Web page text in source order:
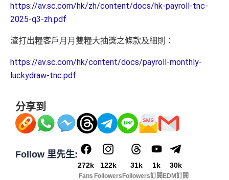
https://av.sc.com/hk/zh/content/docs/hk-payroll-tnc-
2025-q3-zh.pdf
渣打出糧客戶月月雙糧大抽獎之條款及細則：
https://av.sc.com/hk/content/docs/payroll-monthly-
luckydraw-tnc.pdf
分享到
Follow 里先生:
272k
Fans
122k
Followers
31k
Followers
1k
訂閱
30k
EDM訂閱